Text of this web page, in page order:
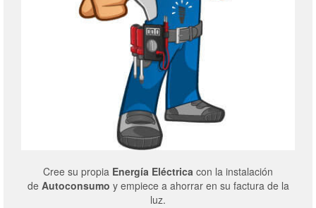
Cree su propia Energía Eléctrica con la instalación
de Autoconsumo y empiece a ahorrar en su factura de la
luz.